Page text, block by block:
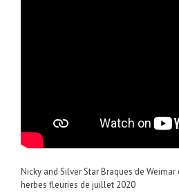
Nicky and Silver Star Braques de
herbes fleuries de juillet 2020